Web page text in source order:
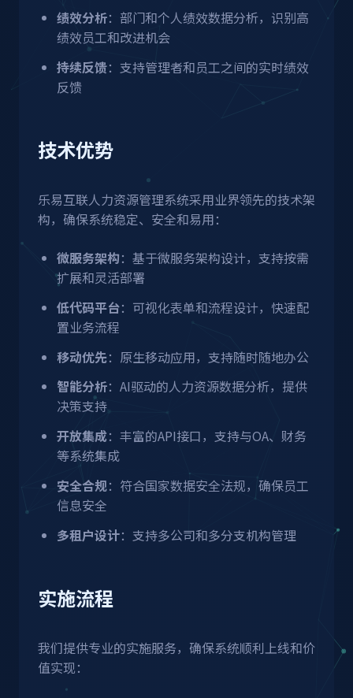
绩效分析：部门和个人绩效数据分析，识别高
绩效员工和改进机会
持续反馈：支持管理者和员工之间的实时绩效
反馈
技术优势
乐易互联人力资源管理系统采用业界领先的技术架
构，确保系统稳定、安全和易用：
微服务架构：基于微服务架构设计，支持按需
扩展和灵活部署
低代码平台：可视化表单和流程设计，快速配
置业务流程
移动优先：原生移动应用，支持随时随地办公
智能分析：AI驱动的人力资源数据分析，提供
决策支持
开放集成：丰富的API接口，支持与OA、财务
等系统集成
安全合规：符合国家数据安全法规，确保员工
信息安全
多租户设计：支持多公司和多分支机构管理
实施流程
我们提供专业的实施服务，确保系统顺利上线和价
值实现：